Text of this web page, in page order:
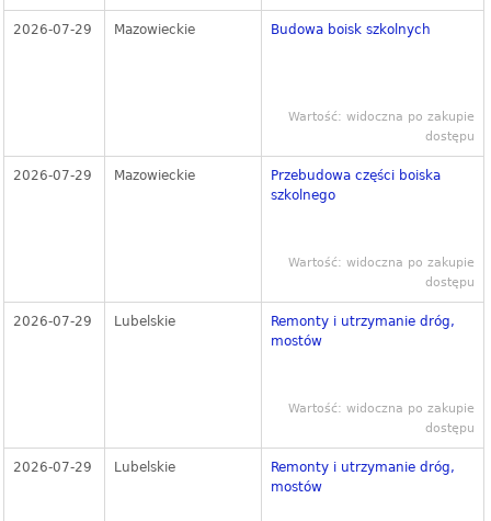
2026-07-29 Mazowieckie Budowa boisk szkolnych
Wartość: widoczna po zakupie
dostępu
2026-07-29 Mazowieckie
Przebudowa części boiska
szkolnego
Wartość: widoczna po zakupie
dostępu
2026-07-29 Lubelskie
Remonty i utrzymanie dróg,
mostów
Wartość: widoczna po zakupie
dostępu
2026-07-29 Lubelskie
Remonty i utrzymanie dróg,
mostów